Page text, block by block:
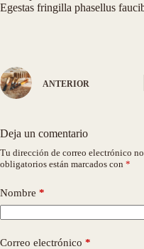
Egestas fringilla phasellus
ANTERIOR
Deja un comentario
Tu dirección de correo electrónico
obligatorios están marcados con *
Nombre *
Correo electrónico *